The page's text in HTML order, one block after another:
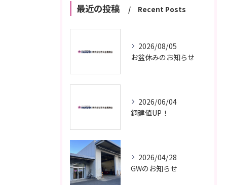
最近の投稿 Recent Posts
2026/08/05
お盆休みのお知らせ
2026/06/04
銅建値UP！
2026/04/28
GWのお知らせ